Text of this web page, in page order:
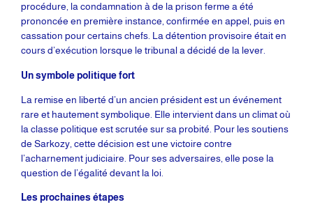
procédure, la condamnation à de la prison ferme a été
prononcée en première instance, confirmée en appel, puis en
cassation pour certains chefs. La détention provisoire était en
cours d’exécution lorsque le tribunal a décidé de la lever.
Un symbole politique fort
La remise en liberté d’un ancien président est un événement
rare et hautement symbolique. Elle intervient dans un climat où
la classe politique est scrutée sur sa probité. Pour les soutiens
de Sarkozy, cette décision est une victoire contre
l’acharnement judiciaire. Pour ses adversaires, elle pose la
question de l’égalité devant la loi.
Les prochaines étapes